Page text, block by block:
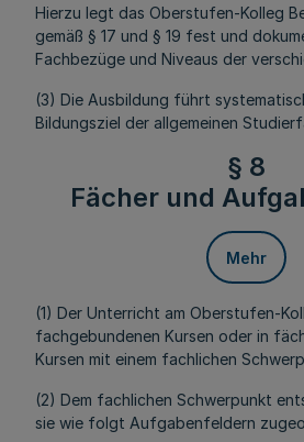
Hierzu legt das Oberstufen-Kolleg
gemäß § 17 und § 19 fest und
Fachbezüge und Niveaus der
(3) Die Ausbildung führt
Bildungsziel der allgemeinen
§ 8
Fächer und
Mehr
(1) Der Unterricht am Oberstufen-
fachgebundenen Kursen oder in
Kursen mit einem fachlichen
(2) Dem fachlichen Schwerpunkt
sie wie folgt Aufgabenfeldern